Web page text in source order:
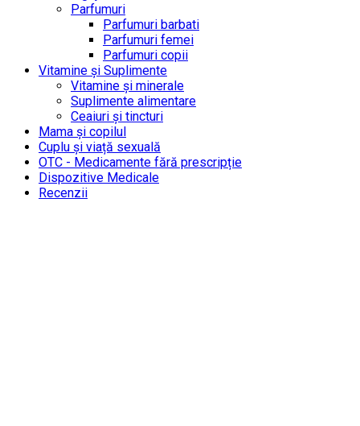
Parfumuri
Parfumuri barbati
Parfumuri femei
Parfumuri copii
Vitamine și Suplimente
Vitamine și minerale
Suplimente alimentare
Ceaiuri și tincturi
Mama și copilul
Cuplu și viață sexuală
OTC - Medicamente fără prescripție
Dispozitive Medicale
Recenzii